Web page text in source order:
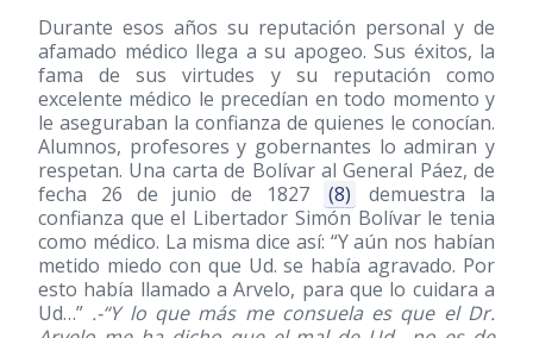
Durante esos años su reputación personal y de
afamado médico llega a su apogeo. Sus éxitos, la
fama de sus virtudes y su reputación como
excelente médico le precedían en todo momento y
le aseguraban la confianza de quienes le conocían.
Alumnos, profesores y gobernantes lo admiran y
respetan. Una carta de Bolívar al General Páez, de
fecha 26 de junio de 1827
(8)
demuestra la
confianza que el Libertador Simón Bolívar le tenia
como médico. La misma dice así: “Y aún nos habían
metido miedo con que Ud. se había agravado. Por
esto había llamado a Arvelo, para que lo cuidara a
Ud…” .-“Y lo que más me consuela es que el Dr.